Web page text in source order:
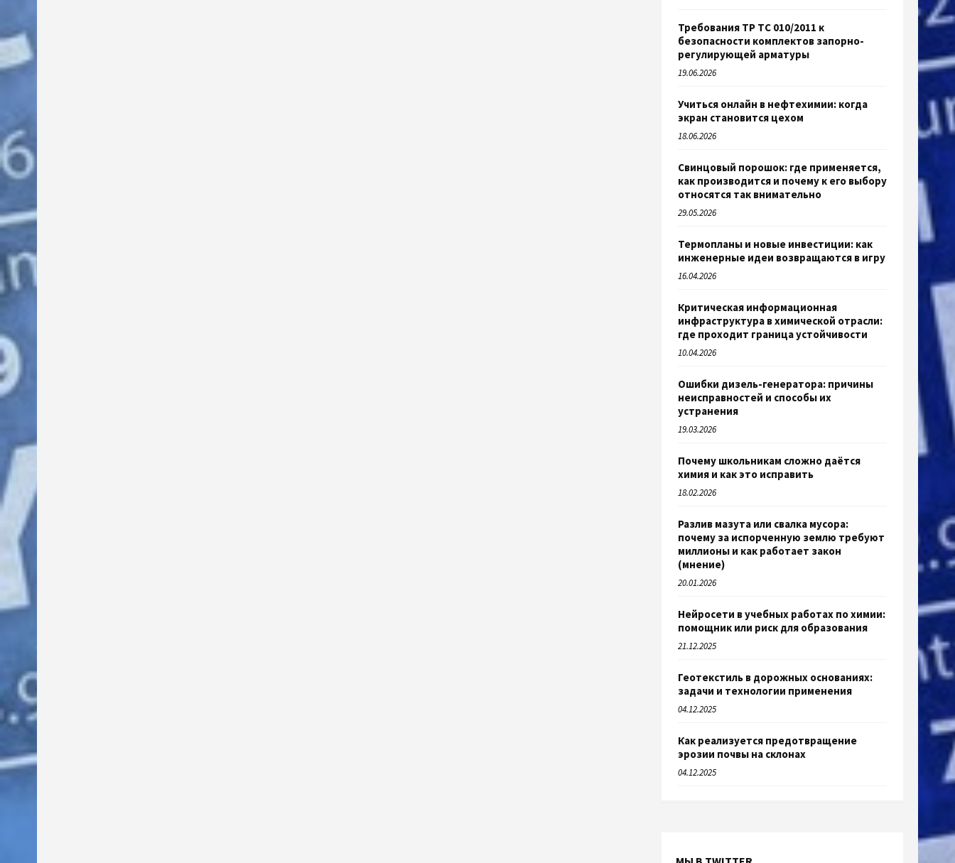
Требования ТР ТС 010/2011 к
безопасности комплектов запорно-
регулирующей арматуры
19.06.2026
Учиться онлайн в нефтехимии: когда
экран становится цехом
18.06.2026
Свинцовый порошок: где применяется,
как производится и почему к его выбору
относятся так внимательно
29.05.2026
Термопланы и новые инвестиции: как
инженерные идеи возвращаются в игру
16.04.2026
Критическая информационная
инфраструктура в химической отрасли:
где проходит граница устойчивости
10.04.2026
Ошибки дизель-генератора: причины
неисправностей и способы их
устранения
19.03.2026
Почему школьникам сложно даётся
химия и как это исправить
18.02.2026
Разлив мазута или свалка мусора:
почему за испорченную землю требуют
миллионы и как работает закон
(мнение)
20.01.2026
Нейросети в учебных работах по химии:
помощник или риск для образования
21.12.2025
Геотекстиль в дорожных основаниях:
задачи и технологии применения
04.12.2025
Как реализуется предотвращение
эрозии почвы на склонах
04.12.2025